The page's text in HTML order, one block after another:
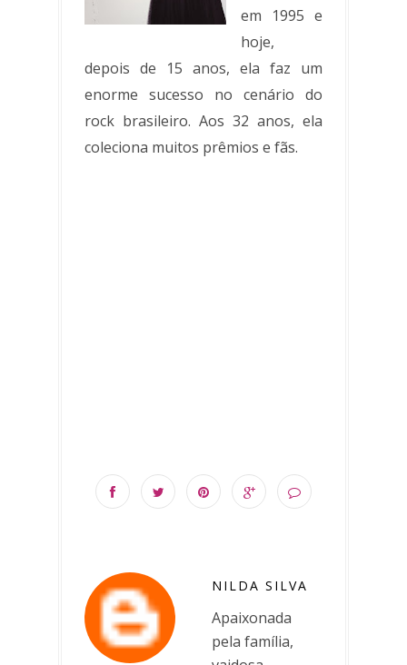
em 1995 e
hoje,
depois de 15 anos, ela faz um
enorme sucesso no cenário do
rock brasileiro. Aos 32 anos, ela
coleciona muitos prêmios e fãs.
NILDA SILVA
Apaixonada
pela família,